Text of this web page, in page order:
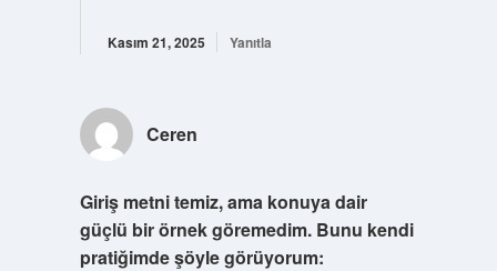
Kasım 21, 2025 Yanıtla
Ceren
Giriş metni temiz, ama konuya dair
güçlü bir örnek göremedim. Bunu kendi
pratiğimde şöyle görüyorum: